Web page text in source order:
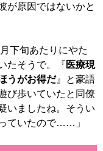
が原因ではないかと
下旬あたりにやた
たそうで。『 医療現
うがお得だ』と豪語
び歩いていたと同僚
いましたね。そうい
ていたので……」